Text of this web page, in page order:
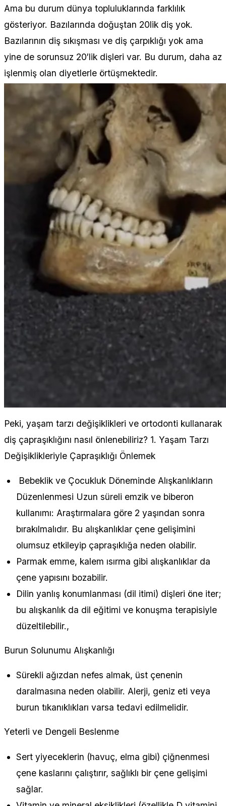
Ama bu durum dünya topluluklarında farklılık
gösteriyor. Bazılarında doğuştan 20lik diş yok.
Bazılarının diş sıkışması ve diş çarpıklığı yok ama
yine de sorunsuz 20′lik dişleri var. Bu durum, daha az
işlenmiş olan diyetlerle örtüşmektedir.
Peki, yaşam tarzı değişiklikleri ve ortodonti kullanarak
diş çapraşıklığını nasıl önlenebiliriz? 1. Yaşam Tarzı
Değişiklikleriyle Çapraşıklığı Önlemek
Bebeklik ve Çocukluk Döneminde Alışkanlıkların
Düzenlenmesi Uzun süreli emzik ve biberon
kullanımı: Araştırmalara göre 2 yaşından sonra
bırakılmalıdır. Bu alışkanlıklar çene gelişimini
olumsuz etkileyip çapraşıklığa neden olabilir.
Parmak emme, kalem ısırma gibi alışkanlıklar da
çene yapısını bozabilir.
Dilin yanlış konumlanması (dil itimi) dişleri öne iter;
bu alışkanlık da dil eğitimi ve konuşma terapisiyle
düzeltilebilir.,
Burun Solunumu Alışkanlığı
Sürekli ağızdan nefes almak, üst çenenin
daralmasına neden olabilir. Alerji, geniz eti veya
burun tıkanıklıkları varsa tedavi edilmelidir.
Yeterli ve Dengeli Beslenme
Sert yiyeceklerin (havuç, elma gibi) çiğnenmesi
çene kaslarını çalıştırır, sağlıklı bir çene gelişimi
sağlar.